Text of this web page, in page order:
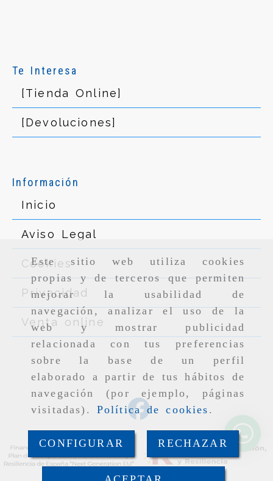
Este sitio web utiliza cookies
propias y de terceros que permiten
mejorar la usabilidad de
navegación, analizar el uso de la
web y mostrar publicidad
relacionada con tus preferencias
sobre la base de un perfil
elaborado a partir de tus hábitos de
navegación (por ejemplo, páginas
visitadas). Política de cookies .
CONFIGURAR RECHAZAR
Te Interesa
[Tienda Online]
[Devoluciones]
Información
Inicio
Aviso Legal
Cookies
Privacidad
Venta online